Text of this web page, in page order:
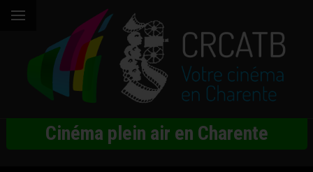
Cinéma plein air en Charente